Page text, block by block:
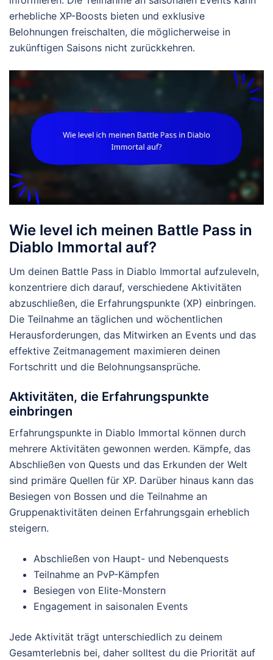
erhebliche XP-Boosts bieten und exklusive
Belohnungen freischalten, die möglicherweise in
zukünftigen Saisons nicht zurückkehren.
Wie level ich meinen Battle Pass in
Diablo Immortal auf?
Um deinen Battle Pass in Diablo Immortal aufzuleveln,
konzentriere dich darauf, verschiedene Aktivitäten
abzuschließen, die Erfahrungspunkte (XP) einbringen.
Die Teilnahme an täglichen und wöchentlichen
Herausforderungen, das Mitwirken an Events und das
effektive Zeitmanagement maximieren deinen
Fortschritt und die Belohnungsansprüche.
Aktivitäten, die Erfahrungspunkte
einbringen
Erfahrungspunkte in Diablo Immortal können durch
mehrere Aktivitäten gewonnen werden. Kämpfe, das
Abschließen von Quests und das Erkunden der Welt
sind primäre Quellen für XP. Darüber hinaus kann das
Besiegen von Bossen und die Teilnahme an
Gruppenaktivitäten deinen Erfahrungsgain erheblich
steigern.
Abschließen von Haupt- und Nebenquests
Teilnahme an PvP-Kämpfen
Besiegen von Elite-Monstern
Engagement in saisonalen Events
Jede Aktivität trägt unterschiedlich zu deinem
Gesamterlebnis bei, daher solltest du die Priorität auf